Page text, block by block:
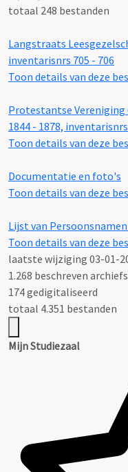
totaal 248 bestanden
Langstraats
inventarisnrs 705 - 706
Toon details van deze
Protestantse
1844 - 1878,
Toon details van deze
Documentatie en foto's
Toon details van deze
Lijst van
Toon details van deze
laatste wijziging 03-01-
1.268 beschreven
174 gedigitaliseerd
totaal 4.351 bestanden
Mijn Studiezaal